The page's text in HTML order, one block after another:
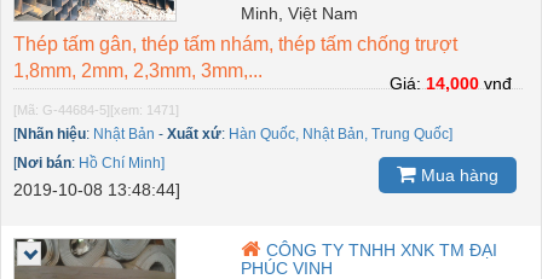
Minh, Việt Nam
Thép tấm gân, thép tấm nhám, thép tấm chống trượt
1,8mm, 2mm, 2,3mm, 3mm,...
[Mã: G-44684-5][xem: 1471]
[Nhãn hiệu: Nhật Bản - Xuất xứ: Hàn Quốc, Nhật Bản, Trung Quốc]
[Nơi bán: Hồ Chí Minh]
2019-10-08 13:48:44]
Giá: 14,000 vnđ
Mua hàng
CÔNG TY TNHH XNK TM ĐẠI
PHÚC VINH